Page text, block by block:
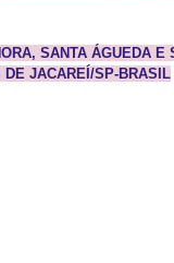
SANTA ÁGUEDA E
DE JACAREÍ/SP-BRASIL